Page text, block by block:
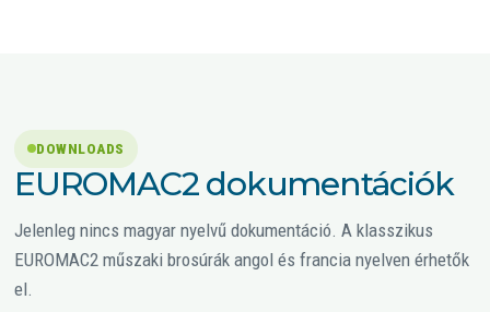
DOWNLOADS
EUROMAC2 dokumentációk
Jelenleg nincs magyar nyelvű dokumentáció. A klasszikus
EUROMAC2 műszaki brosúrák angol és francia nyelven érhetők
el.